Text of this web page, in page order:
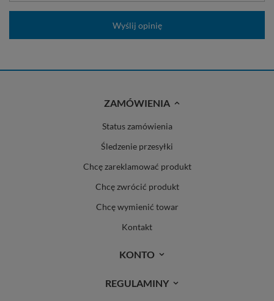
Wyślij opinię
ZAMÓWIENIA
Status zamówienia
Śledzenie przesyłki
Chcę zareklamować produkt
Chcę zwrócić produkt
Chcę wymienić towar
Kontakt
KONTO
REGULAMINY